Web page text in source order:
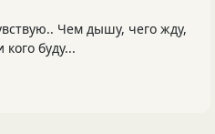
Чем дышу, чего жду,
буду...